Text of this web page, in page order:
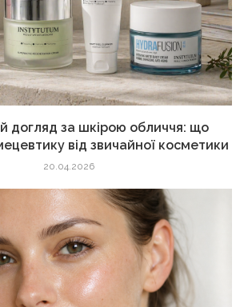
догляд за шкірою обличчя: що
від звичайної косметики
20.04.2026